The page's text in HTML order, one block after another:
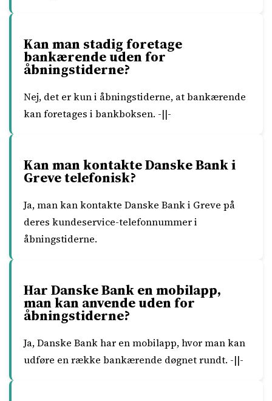
Kan man stadig foretage
bankærende uden for
åbningstiderne?
Nej, det er kun i åbningstiderne, at bankærende
kan foretages i bankboksen. -||-
Kan man kontakte Danske Bank i
Greve telefonisk?
Ja, man kan kontakte Danske Bank i Greve på
deres kundeservice-telefonnummer i
åbningstiderne.
Har Danske Bank en mobilapp,
man kan anvende uden for
åbningstiderne?
Ja, Danske Bank har en mobilapp, hvor man kan
udføre en række bankærende døgnet rundt. -||-